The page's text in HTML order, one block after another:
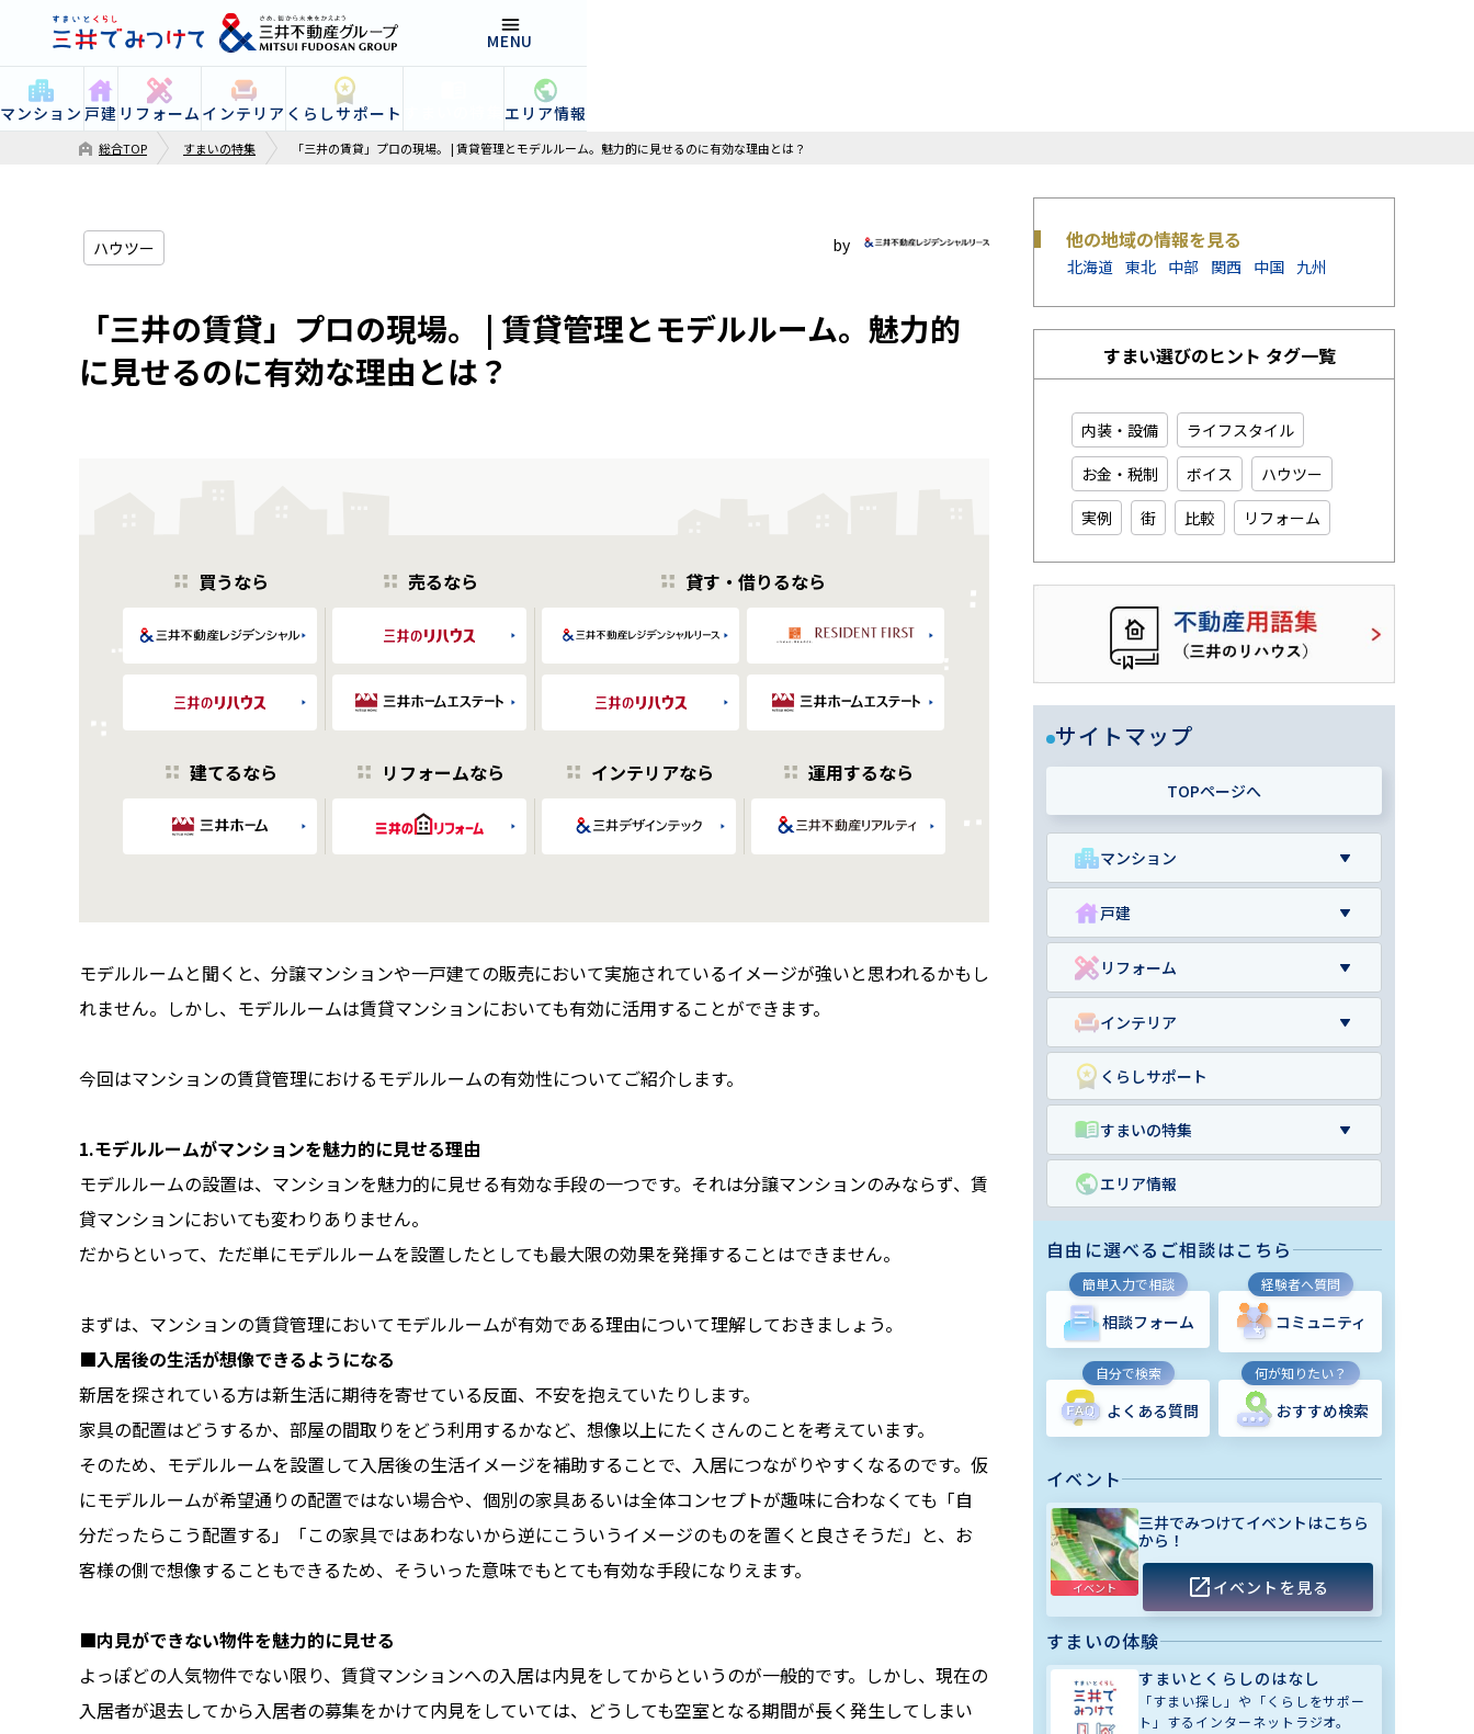
MENU
マンション 戸建 リフォーム インテリア くらしサポート エリア情報
総合TOP すまいの特集 「三井の賃貸」プロの現場。 | 賃貸管理とモデルルーム。魅力的に見せるのに有効な理由とは？
ハウツー
「三井の賃貸」プロの現場。 | 賃貸管理とモデルルーム。魅力的
に見せるのに有効な理由とは？
買うなら 売るなら
建てるなら リフォームなら
貸す・借りるなら
インテリアなら 運用するなら
モデルルームと聞くと、分譲マンションや一戸建ての販売において実施されているイメージが強いと思われるかもし
れません。しかし、モデルルームは賃貸マンションにおいても有効に活用することができます。
今回はマンションの賃貸管理におけるモデルルームの有効性についてご紹介します。
1.モデルルームがマンションを魅力的に見せる理由
モデルルームの設置は、マンションを魅力的に見せる有効な手段の一つです。それは分譲マンションのみならず、賃
貸マンションにおいても変わりありません。
だからといって、ただ単にモデルルームを設置したとしても最大限の効果を発揮することはできません。
まずは、マンションの賃貸管理においてモデルルームが有効である理由について理解しておきましょう。
■入居後の生活が想像できるようになる
新居を探されている方は新生活に期待を寄せている反面、不安を抱えていたりします。
家具の配置はどうするか、部屋の間取りをどう利用するかなど、想像以上にたくさんのことを考えています。
そのため、モデルルームを設置して入居後の生活イメージを補助することで、入居につながりやすくなるのです。仮
にモデルルームが希望通りの配置ではない場合や、個別の家具あるいは全体コンセプトが趣味に合わなくても「自
分だったらこう配置する」「この家具ではあわないから逆にこういうイメージのものを置くと良さそうだ」と、お
客様の側で想像することもできるため、そういった意味でもとても有効な手段になりえます。
■内見ができない物件を魅力的に見せる
よっぽどの人気物件でない限り、賃貸マンションへの入居は内見をしてからというのが一般的です。しかし、現在の
入居者が退去してから入居者の募集をかけて内見をしていては、どうしても空室となる期間が長く発生してしまい
他の地域の情報を見る
北海道 東北 中部 関西 中国 九州
すまい選びのヒント タグ一覧
内装・設備
ライフスタイル
お金・税制
ボイス
ハウツー
実例
街 比較 リフォーム
サイトマップ
TOPページへ
マンション
戸建
リフォーム
インテリア
くらしサポート
すまいの特集
エリア情報
自由に選べるご相談はこちら
簡単入力で相談
相談フォーム
経験者へ質問
コミュニティ
自分で検索
よくある質問
何が知りたい？
おすすめ検索
イベント
イベント
三井でみつけてイベントはこちら
から！
イベントを見る
すまいの体験
すまいとくらしのはなし
「すまい探し」や「くらしをサポー
ト」するインターネットラジオ。